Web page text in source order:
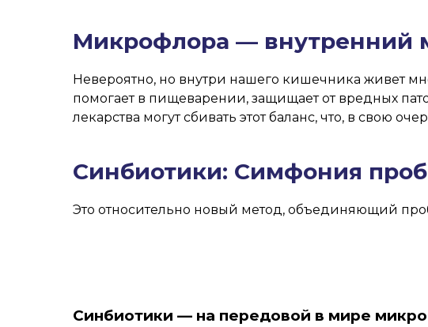
Микрофлора — внутренний
Невероятно, но внутри нашего кишечника живет
помогает в пищеварении, защищает от вредных
лекарства могут сбивать этот баланс, что, в свою
Синбиотики: Симфония
Это относительно новый метод, объединяющий
Синбиотики — на передовой в мире